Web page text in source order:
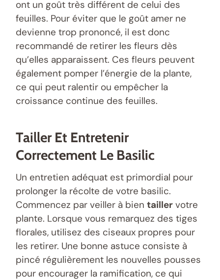
ont un goût très différent de celui des
feuilles. Pour éviter que le goût amer ne
devienne trop prononcé, il est donc
recommandé de retirer les fleurs dès
qu’elles apparaissent. Ces fleurs peuvent
également pomper l’énergie de la plante,
ce qui peut ralentir ou empêcher la
croissance continue des feuilles.
Tailler Et Entretenir
Correctement Le Basilic
Un entretien adéquat est primordial pour
prolonger la récolte de votre basilic.
Commencez par veiller à bien tailler votre
plante. Lorsque vous remarquez des tiges
florales, utilisez des ciseaux propres pour
les retirer. Une bonne astuce consiste à
pincé régulièrement les nouvelles pousses
pour encourager la ramification, ce qui